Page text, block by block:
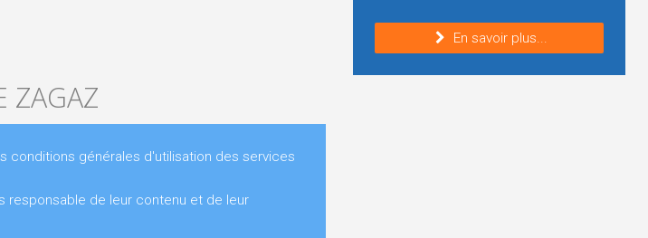
ZAGAZ
conditions générales d'utilisation des services
responsable de leur contenu et de leur
En savoir plus...